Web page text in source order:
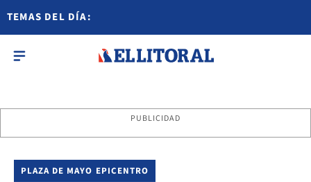
TEMAS DEL DÍA:
PUBLICIDAD
PLAZA DE MAYO EPICENTRO